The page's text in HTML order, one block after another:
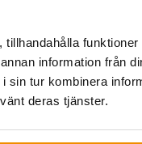
tillhandahålla funktioner
information från
sin tur kombinera
deras tjänster.
en extra
och